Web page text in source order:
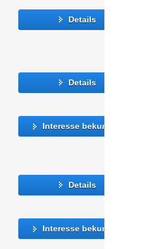
Details
Details
Interesse bekunden
Details
Interesse bekunden